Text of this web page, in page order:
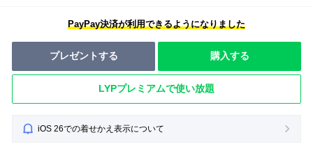
PayPay決済が利用できるようになりました
プレゼントする 購入する
LYPプレミアムで使い放題
iOS 26での着せかえ表示について